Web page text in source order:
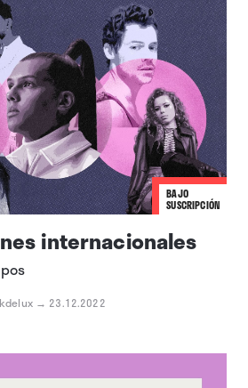
BAJO
SUSCRIPCIÓN
internacionales
→ 23.12.2022